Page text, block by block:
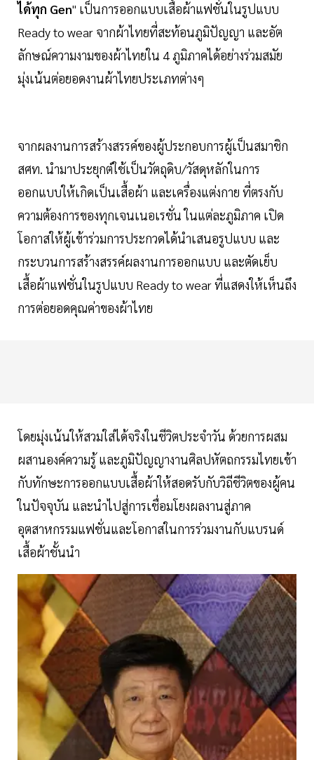
ได้ทุก Gen" เป็นการออกแบบเสื้อผ้าแฟชั่นในรูปแบบ
Ready to wear จากผ้าไทยที่สะท้อนภูมิปัญญา และอัต
ลักษณ์ความงามของผ้าไทยใน 4 ภูมิภาคได้อย่างร่วมสมัย
มุ่งเน้นต่อยอดงานผ้าไทยประเภทต่างๆ
จากผลงานการสร้างสรรค์ของผู้ประกอบการผู้เป็นสมาชิก
สศท. นำมาประยุกต์ใช้เป็นวัตถุดิบ/วัสดุหลักในการ
ออกแบบให้เกิดเป็นเสื้อผ้า และเครื่องแต่งกาย ที่ตรงกับ
ความต้องการของทุกเจนเนอเรชั่น ในแต่ละภูมิภาค เปิด
โอกาสให้ผู้เข้าร่วมการประกวดได้นำเสนอรูปแบบ และ
กระบวนการสร้างสรรค์ผลงานการออกแบบ และตัดเย็บ
เสื้อผ้าแฟชั่นในรูปแบบ Ready to wear ที่แสดงให้เห็นถึง
การต่อยอดคุณค่าของผ้าไทย
โดยมุ่งเน้นให้สวมใส่ได้จริงในชีวิตประจำวัน ด้วยการผสม
ผสานองค์ความรู้ และภูมิปัญญางานศิลปหัตถกรรมไทยเข้า
กับทักษะการออกแบบเสื้อผ้าให้สอดรับกับวิถีชีวิตของผู้คน
ในปัจจุบัน และนำไปสู่การเชื่อมโยงผลงานสู่ภาค
อุตสาหกรรมแฟชั่นและโอกาสในการร่วมงานกับแบรนด์
เสื้อผ้าชั้นนำ